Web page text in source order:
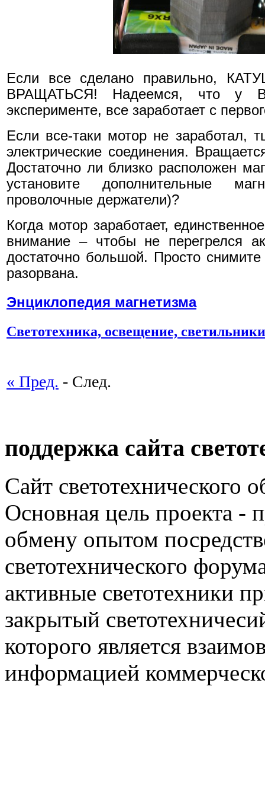
Если все сделано правильно,
ВРАЩАТЬСЯ! Надеемся, что у
эксперименте, все заработает с
Если все-таки мотор не заработал,
электрические соединения.
Достаточно ли близко расположен
установите дополнительные
проволочные держатели)?
Когда мотор заработает,
внимание – чтобы не перегрелся
достаточно большой. Просто
разорвана.
Энциклопедия магнетизма
Светотехника, освещение, светильники
« Пред. - След.
поддержка сайта
Сайт светотехнического
Основная цель проекта -
обмену опытом
светотехнического
активные светотехники
закрытый
которого является
информацией